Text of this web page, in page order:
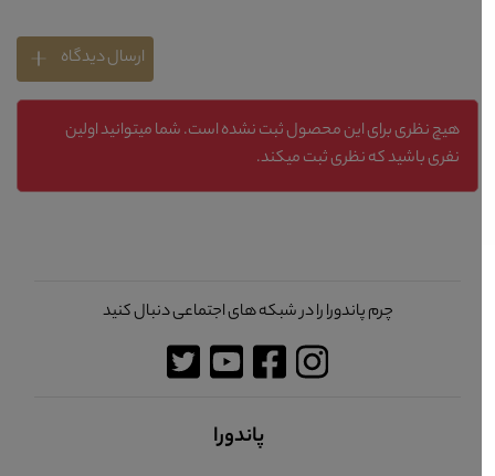
ارسال دیدگاه
هیچ نظری برای این محصول ثبت نشده است. شما میتوانید اولین
نفری باشید که نظری ثبت میکند.
چرم پاندورا را در شبکه های اجتماعی دنبال کنید
پاندورا